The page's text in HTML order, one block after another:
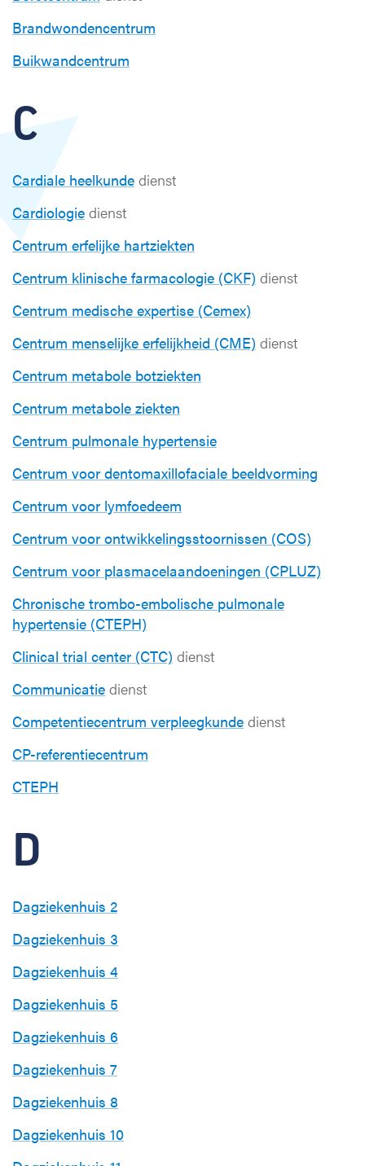
Brandwondencentrum
Buikwandcentrum
C
Cardiale heelkunde dienst
Cardiologie dienst
Centrum erfelijke hartziekten
Centrum klinische farmacologie (CKF) dienst
Centrum medische expertise (Cemex)
Centrum menselijke erfelijkheid (CME) dienst
Centrum metabole botziekten
Centrum metabole ziekten
Centrum pulmonale hypertensie
Centrum voor dentomaxillofaciale beeldvorming
Centrum voor lymfoedeem
Centrum voor ontwikkelingsstoornissen (COS)
Centrum voor plasmacelaandoeningen (CPLUZ)
Chronische trombo-embolische pulmonale
hypertensie (CTEPH)
Clinical trial center (CTC) dienst
Communicatie dienst
Competentiecentrum verpleegkunde dienst
CP-referentiecentrum
CTEPH
D
Dagziekenhuis 2
Dagziekenhuis 3
Dagziekenhuis 4
Dagziekenhuis 5
Dagziekenhuis 6
Dagziekenhuis 7
Dagziekenhuis 8
Dagziekenhuis 10